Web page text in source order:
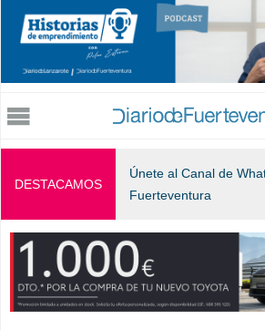
Jump to navigation
DESTACAMOS
Únete al Canal de
Fuerteventura